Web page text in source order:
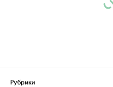
Рубрики